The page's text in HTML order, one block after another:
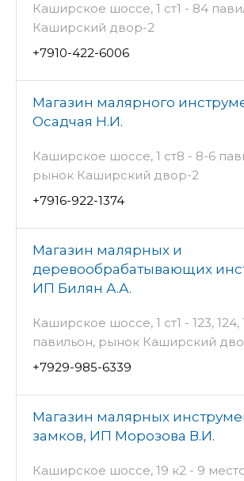
Каширское шоссе, 1 ст1 - 84
Каширский двор-2
+7910-422-6006
Магазин малярного
Осадчая Н.И.
Каширское шоссе, 1 ст8 - 8-6
рынок Каширский двор-2
+7916-922-1374
Магазин малярных и
деревообрабатывающих
ИП Билян А.А.
Каширское шоссе, 1 ст1 - 123, 124,
павильон, рынок Каширский
+7929-985-6339
Магазин малярных
замков, ИП Морозова В.И.
Каширское шоссе, 19 к2 - 9